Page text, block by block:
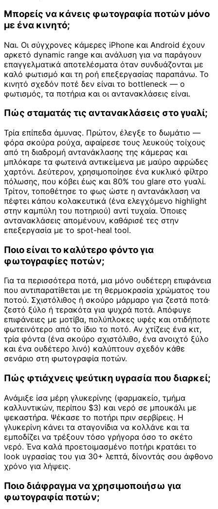
Μπορείς να κάνεις φωτογραφία ποτών μόνο
με ένα κινητό;
Ναι. Οι σύγχρονες κάμερες iPhone και Android έχουν
αρκετό dynamic range και ανάλυση για να παράγουν
επαγγελματικά αποτελέσματα όταν συνδυάζονται με
καλό φωτισμό και τη ροή επεξεργασίας παραπάνω. Το
κινητό σχεδόν ποτέ δεν είναι το bottleneck — ο
φωτισμός, τα ποτήρια και οι αντανακλάσεις είναι.
Πώς σταματάς τις αντανακλάσεις στο γυαλί;
Τρία επίπεδα άμυνας. Πρώτον, έλεγξε το δωμάτιο —
φόρα σκούρα ρούχα, αφαίρεσε τους λευκούς τοίχους
από τη διαδρομή αντανάκλασης της κάμερας και
μπλόκαρε τα φωτεινά αντικείμενα με μαύρο αφρώδες
χαρτόνι. Δεύτερον, χρησιμοποίησε ένα κυκλικό φίλτρο
πόλωσης, που κόβει έως και 80% του glare στο γυαλί.
Τρίτον, τοποθέτησε το φως ώστε η αντανάκλαση να
πέφτει κάπου κολακευτικά (ένα ελεγχόμενο highlight
στην καμπύλη του ποτηριού) αντί τυχαία. Όποιες
αντανακλάσεις απομένουν, καθάρισέ τες στην
επεξεργασία με το spot-heal tool.
Ποιο είναι το καλύτερο φόντο για
φωτογραφίες ποτών;
Για τα περισσότερα ποτά, μια μόνο ουδέτερη επιφάνεια
που αντιπαρατίθεται με τη θερμοκρασία χρώματος του
ποτού. Σχιστόλιθος ή σκούρο μάρμαρο για ζεστά ποτά·
ζεστό ξύλο ή τερακότα για ψυχρά ποτά. Απόφυγε
επιφάνειες με μοτίβα, πολύπλοκες υφές και οτιδήποτε
φωτεινότερο από το ίδιο το ποτό. Αν χτίζεις ένα κιτ,
τρία φόντα (ένα σκούρο σχιστόλιθο, ένα ανοιχτό ξύλο
και ένα ουδέτερο λινό) καλύπτουν σχεδόν κάθε
σενάριο στη φωτογραφία ποτών.
Πώς φτιάχνεις ψεύτικη υγρασία που διαρκεί;
Ανάμιξε ίσα μέρη γλυκερίνης (φαρμακείο, τμήμα
καλλυντικών, περίπου $3) και νερό σε μπουκάλι με
ψεκαστήρα. Ψέκασε το ποτήρι πριν σερβίρεις. Η
γλυκερίνη κάνει τα σταγονίδια να κολλάνε και τα
εμποδίζει να τρέξουν τόσο γρήγορα όσο το σκέτο
νερό. Ένα καλά προετοιμασμένο ποτήρι κρατάει το
look υγρασίας του για 30+ λεπτά, δίνοντάς σου άφθονο
χρόνο για λήψεις.
Ποιο διάφραγμα να χρησιμοποιήσω για
φωτογραφία ποτών;